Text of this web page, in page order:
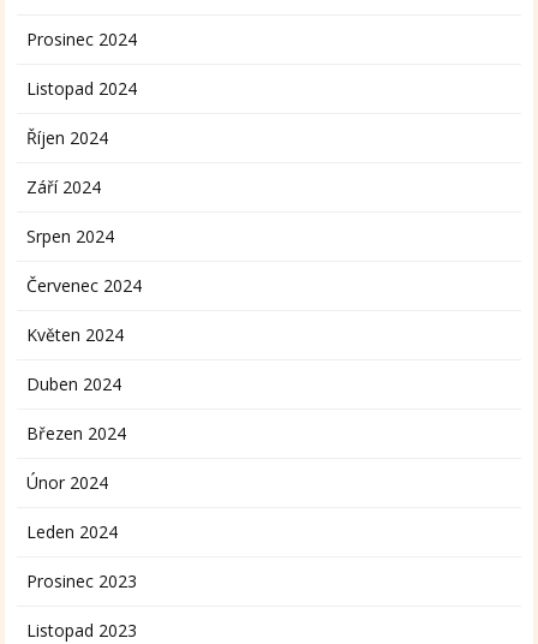
Prosinec 2024
Listopad 2024
Říjen 2024
Září 2024
Srpen 2024
Červenec 2024
Květen 2024
Duben 2024
Březen 2024
Únor 2024
Leden 2024
Prosinec 2023
Listopad 2023